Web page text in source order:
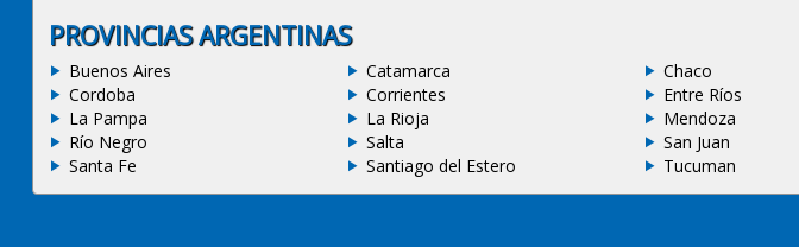
PROVINCIAS ARGENTINAS
Buenos Aires Catamarca Chaco
Cordoba
Corrientes Entre Ríos
La Pampa
La Rioja Mendoza
Río Negro
Salta San Juan
Santa Fe
Santiago del Estero Tucuman